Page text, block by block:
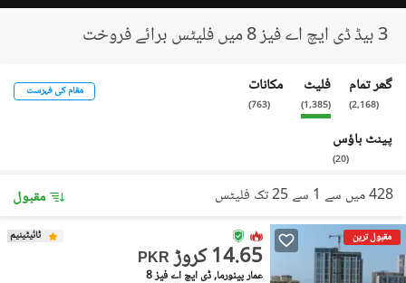
3 بیڈ ڈی ایچ اے فیز 8 میں فلیٹس برائے فروخت
گھر تمام
(
2,168
)
فلیٹ
(
1,385
)
مکانات
(
763
)
پینٹ ہاؤس
(
20
)
مقام کی فہرست
428 میں سے 1 سے 25 تک فلیٹس مقبول
مقبول ترین ٹائیٹینیم
PKR 14.65 کروڑ
عمار پینورما, ڈی ایچ اے فیز 8